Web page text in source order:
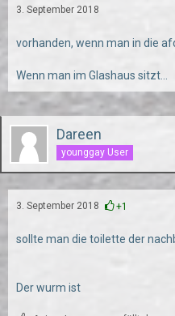
3. September 2018
vorhanden, wenn man in die
Wenn man im Glashaus sitzt...
Dareen
younggay User
3. September 2018 +1
sollte man die toilette der
Der wurm ist